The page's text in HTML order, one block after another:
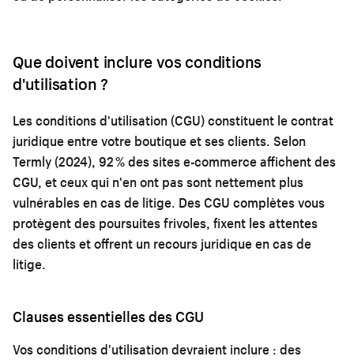
Que doivent inclure vos conditions
d'utilisation ?
Les conditions d'utilisation (CGU) constituent le contrat
juridique entre votre boutique et ses clients. Selon
Termly (2024), 92 % des sites e-commerce affichent des
CGU, et ceux qui n'en ont pas sont nettement plus
vulnérables en cas de litige. Des CGU complètes vous
protègent des poursuites frivoles, fixent les attentes
des clients et offrent un recours juridique en cas de
litige.
Clauses essentielles des CGU
Vos conditions d'utilisation devraient inclure : des